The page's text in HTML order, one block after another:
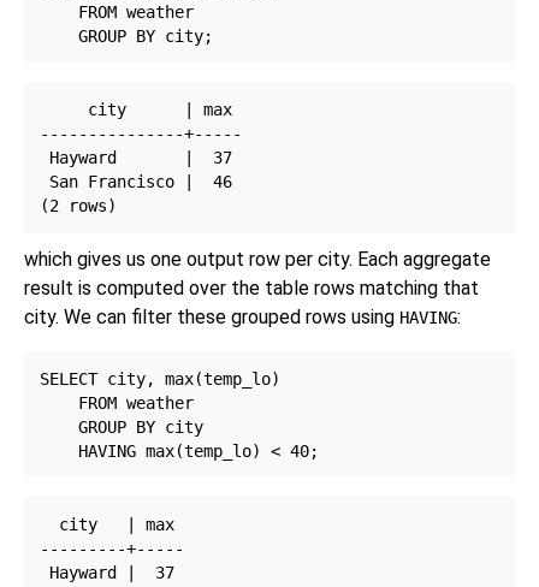
    FROM weather
     city      | max
---------------+-----
Hayward       |  37
San Francisco |  46
which gives us one output row per city. Each aggregate
result is computed over the table rows matching that
city. We can filter these grouped rows using HAVING:
SELECT city, max(temp_lo)
    FROM weather
    GROUP BY city
  city   | max
---------+-----
Hayward |  37